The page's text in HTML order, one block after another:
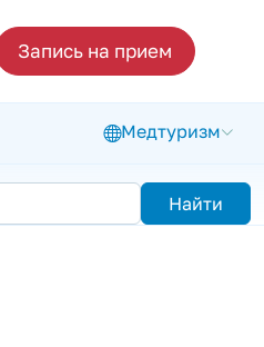
Запись на прием
Медтуризм
Найти